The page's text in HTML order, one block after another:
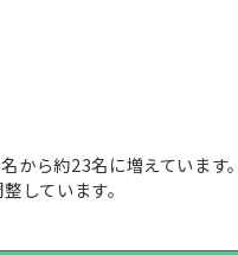
から約23名に増えていま
しています。